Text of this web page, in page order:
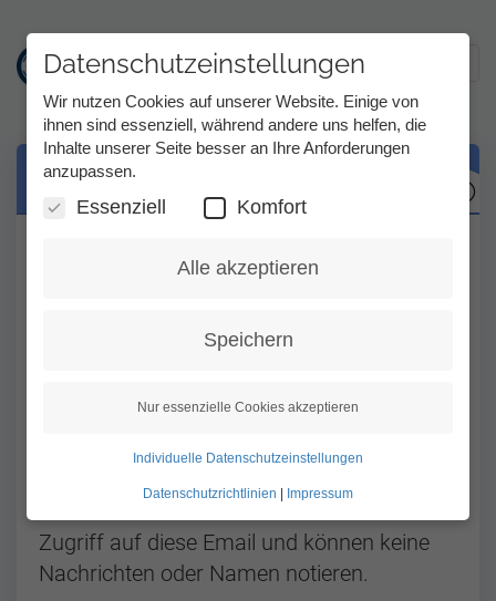
Direkt
Anrufe in Abwesenheit
erhalten Sie eine Email über einen Anruf in
Wenn der Anrufer seine Rufnummer mit
in der Email aufgeführt. Der Name des
Anrufers kann nicht angezeigt werden, da
Zugriff auf diese Email und können keine
Nachrichten oder Namen notieren.
Datenschutzeinstellungen
Wir nutzen Cookies auf unserer Website. Einige von
ihnen sind essenziell, während andere uns helfen, die
Inhalte unserer Seite besser an Ihre Anforderungen
anzupassen.
Essenziell Komfort
Alle akzeptieren
Speichern
Nur essenzielle Cookies akzeptieren
Individuelle Datenschutzeinstellungen
Datenschutzrichtlinien Impressum